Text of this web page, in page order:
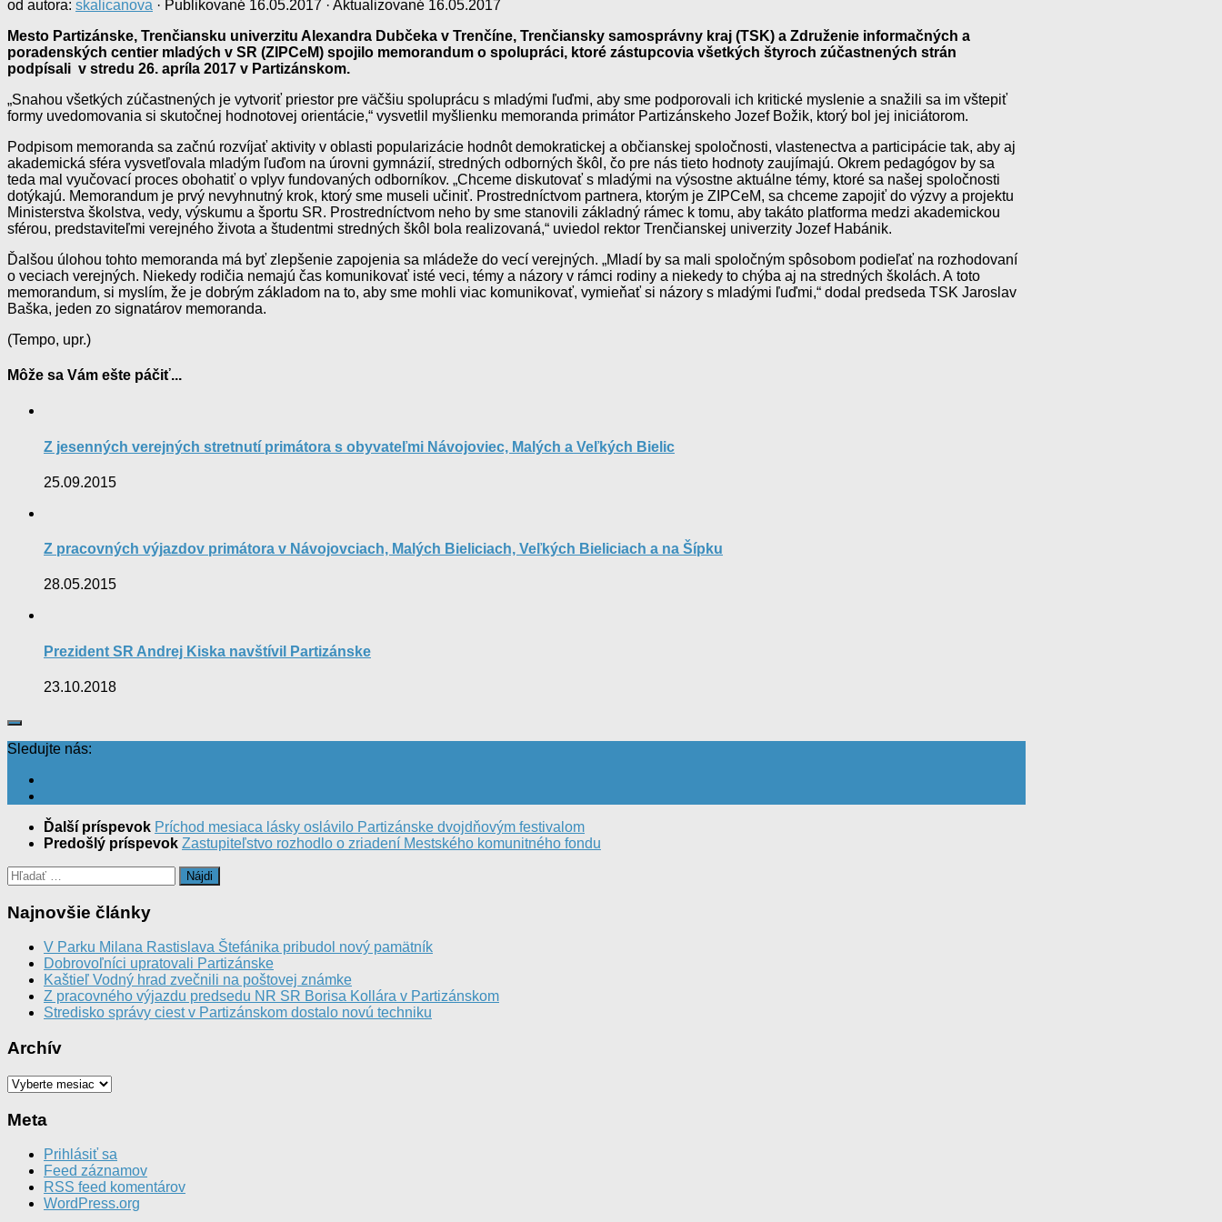
od autora: skalicanova · Publikované 16.05.2017 · Aktualizované 16.05.2017
Mesto Partizánske, Trenčiansku univerzitu Alexandra Dubčeka v Trenčíne, Trenčiansky samosprávny kraj (TSK) a Združenie informačných a
poradenských centier mladých v SR (ZIPCeM) spojilo memorandum o spolupráci, ktoré zástupcovia všetkých štyroch zúčastnených strán
podpísali v stredu 26. apríla 2017 v Partizánskom.
„Snahou všetkých zúčastnených je vytvoriť priestor pre väčšiu spoluprácu s mladými ľuďmi, aby sme podporovali ich kritické myslenie a snažili sa im vštepiť
formy uvedomovania si skutočnej hodnotovej orientácie,“ vysvetlil myšlienku memoranda primátor Partizánskeho Jozef Božik, ktorý bol jej iniciátorom.
Podpisom memoranda sa začnú rozvíjať aktivity v oblasti popularizácie hodnôt demokratickej a občianskej spoločnosti, vlastenectva a participácie tak, aby aj
akademická sféra vysvetľovala mladým ľuďom na úrovni gymnázií, stredných odborných škôl, čo pre nás tieto hodnoty zaujímajú. Okrem pedagógov by sa
teda mal vyučovací proces obohatiť o vplyv fundovaných odborníkov. „Chceme diskutovať s mladými na výsostne aktuálne témy, ktoré sa našej spoločnosti
dotýkajú. Memorandum je prvý nevyhnutný krok, ktorý sme museli učiniť. Prostredníctvom partnera, ktorým je ZIPCeM, sa chceme zapojiť do výzvy a projektu
Ministerstva školstva, vedy, výskumu a športu SR. Prostredníctvom neho by sme stanovili základný rámec k tomu, aby takáto platforma medzi akademickou
sférou, predstaviteľmi verejného života a študentmi stredných škôl bola realizovaná,“ uviedol rektor Trenčianskej univerzity Jozef Habánik.
Ďalšou úlohou tohto memoranda má byť zlepšenie zapojenia sa mládeže do vecí verejných. „Mladí by sa mali spoločným spôsobom podieľať na rozhodovaní
o veciach verejných. Niekedy rodičia nemajú čas komunikovať isté veci, témy a názory v rámci rodiny a niekedy to chýba aj na stredných školách. A toto
memorandum, si myslím, že je dobrým základom na to, aby sme mohli viac komunikovať, vymieňať si názory s mladými ľuďmi,“ dodal predseda TSK Jaroslav
Baška, jeden zo signatárov memoranda.
(Tempo, upr.)
Môže sa Vám ešte páčiť...
Z jesenných verejných stretnutí primátora s obyvateľmi Návojoviec, Malých a Veľkých Bielic
25.09.2015
Z pracovných výjazdov primátora v Návojovciach, Malých Bieliciach, Veľkých Bieliciach a na Šípku
28.05.2015
Prezident SR Andrej Kiska navštívil Partizánske
23.10.2018
Sledujte nás:
Ďalší príspevok Príchod mesiaca lásky oslávilo Partizánske dvojdňovým festivalom
Predošlý príspevok Zastupiteľstvo rozhodlo o zriadení Mestského komunitného fondu
Hľadať:
Najnovšie články
V Parku Milana Rastislava Štefánika pribudol nový pamätník
Dobrovoľníci upratovali Partizánske
Kaštieľ Vodný hrad zvečnili na poštovej známke
Z pracovného výjazdu predsedu NR SR Borisa Kollára v Partizánskom
Stredisko správy ciest v Partizánskom dostalo novú techniku
Archív
Archív
Meta
Prihlásiť sa
Feed záznamov
RSS feed komentárov
WordPress.org